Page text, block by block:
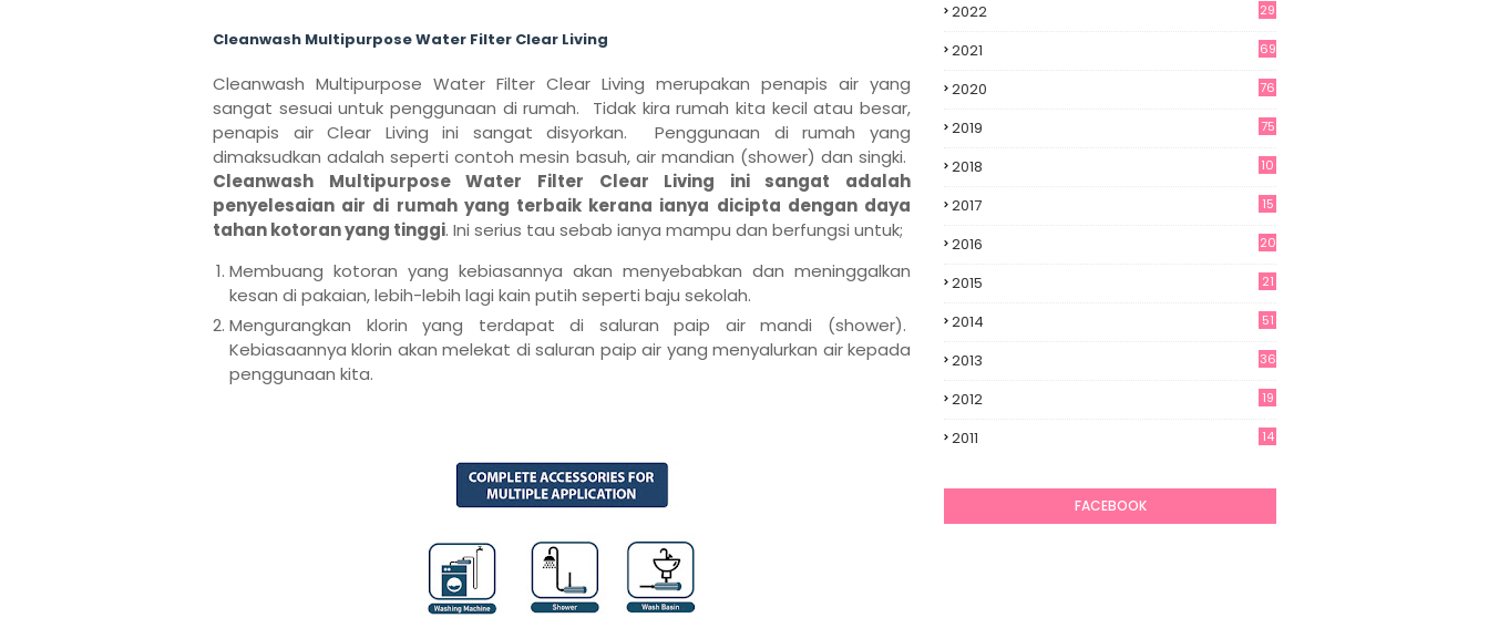
Cleanwash Multipurpose Water Filter Clear Living
Cleanwash Multipurpose Water Filter Clear Living merupakan penapis air yang
sangat sesuai untuk penggunaan di rumah. Tidak kira rumah kita kecil atau besar,
penapis air Clear Living ini sangat disyorkan. Penggunaan di rumah yang
dimaksudkan adalah seperti contoh mesin basuh, air mandian (shower) dan singki.
Cleanwash Multipurpose Water Filter Clear Living ini sangat adalah
penyelesaian air di rumah yang terbaik kerana ianya dicipta dengan daya
tahan kotoran yang tinggi. Ini serius tau sebab ianya mampu dan berfungsi untuk;
Membuang kotoran yang kebiasannya akan menyebabkan dan meninggalkan
kesan di pakaian, lebih-lebih lagi kain putih seperti baju sekolah.
Mengurangkan klorin yang terdapat di saluran paip air mandi (shower).
Kebiasaannya klorin akan melekat di saluran paip air yang menyalurkan air kepada
penggunaan kita.
2022 29
2021 69
2020 76
2019 75
2018 10
2017 15
2016 20
2015 21
2014 51
2013 36
2012
19
2011
14
FACEBOOK